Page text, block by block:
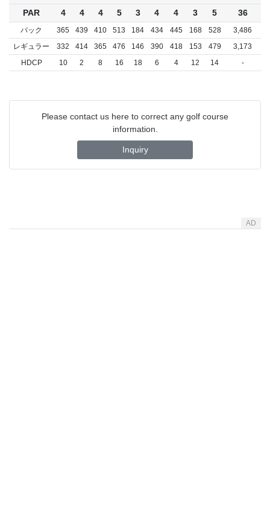
PAR
4 4 4 5 3 4 4 3 5 36
バック 365 439 410 513 184 434 445 168 528
3,486
レギュラー
332 414 365 476 146 390 418 153 479
3,173
HDCP
10 2 8 16 18 6 4 12 14 -
Please contact us here to correct any golf course
information.
Inquiry
AD